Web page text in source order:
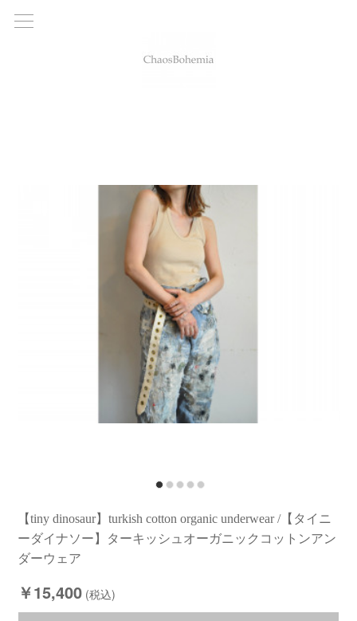
【tiny dinosaur】turkish cotton organic underwear /【タイニ
ーダイナソー】ターキッシュオーガニックコットンアン
ダーウェア
￥15,400 (税込)